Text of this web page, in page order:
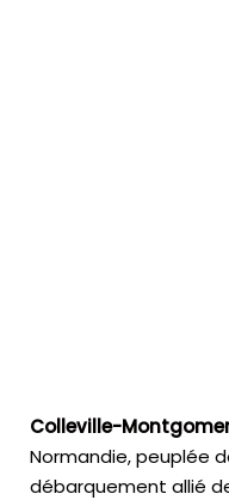
Colleville-
Normandie, peuplée
débarquement allié